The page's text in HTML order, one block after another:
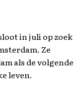
in juli op zoek
Ze
als de volgende
leven.